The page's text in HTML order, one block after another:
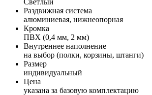
Раздвижная система
алюминиевая, нижнеопорная
Кромка
ПВХ (0,4 мм, 2 мм)
Внутреннее наполнение
на выбор (полки, корзины, штанги)
Размер
индивидуальный
Цена
указана за базовую комплектацию